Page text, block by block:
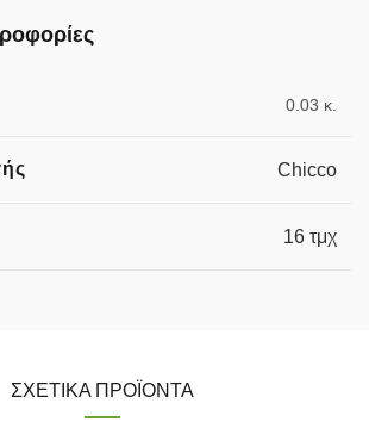
0.03 κ.
Chicco
16 τμχ
ΣΧΕΤΙΚΆ ΠΡΟΪΌΝΤΑ